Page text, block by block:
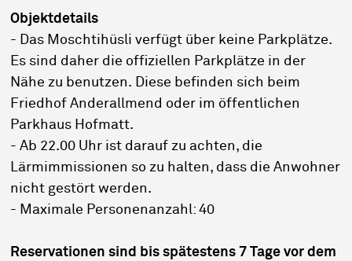
Objektdetails
- Das Moschtihüsli verfügt über keine Parkplätze.
Es sind daher die offiziellen Parkplätze in der
Nähe zu benutzen. Diese befinden sich beim
Friedhof Anderallmend oder im öffentlichen
Parkhaus Hofmatt.
- Ab 22.00 Uhr ist darauf zu achten, die
Lärmimmissionen so zu halten, dass die Anwohner
nicht gestört werden.
- Maximale Personenanzahl: 40
Reservationen sind bis spätestens 7 Tage vor dem